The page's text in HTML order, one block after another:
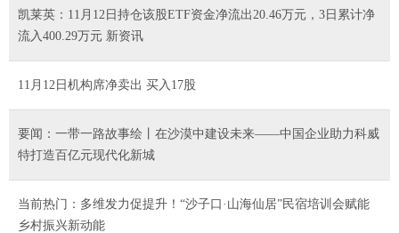
凯莱英：11月12日持仓该股ETF资金净流出20.46万元，3日累计净
流入400.29万元 新资讯
11月12日机构席净卖出 买入17股
要闻：一带一路故事绘丨在沙漠中建设未来——中国企业助力科威
特打造百亿元现代化新城
当前热门：多维发力促提升！“沙子口·山海仙居”民宿培训会赋能
乡村振兴新动能